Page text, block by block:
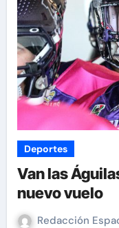
Deportes
Van las
nuevo vuelo
Redacción